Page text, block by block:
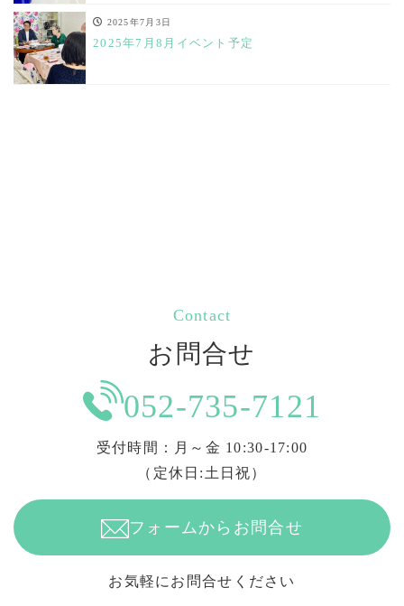
2025年7月3日
2025年7月8月イベント予定
Contact
お問合せ
フォームからお問合せ
お気軽にお問合せください
052-735-7121
受付時間：月～金 10:30-17:00
（定休日:土日祝）